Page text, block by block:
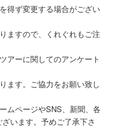
得ず変更する場合がござい
ますので、くれぐれもご注
アーに関してのアンケート
ます。ご協力をお願い致し
ムページやSNS、新聞、各
います。予めご了承下さ